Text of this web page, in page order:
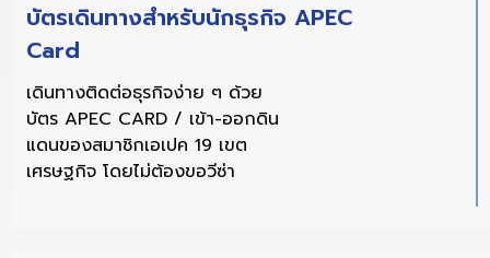
บัตรเดินทางสำหรับนักธุรกิจ APEC
Card
เดินทางติดต่อธุรกิจง่าย ๆ ด้วย
บัตร APEC CARD / เข้า-ออกดิน
แดนของสมาชิกเอเปค 19 เขต
เศรษฐกิจ โดยไม่ต้องขอวีซ่า